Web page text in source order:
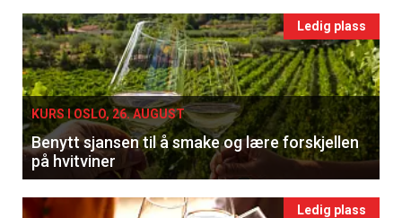
Ledig plass
KURS I OSLO, 26. AUGUST
Benytt sjansen til å smake og lære forskjellen
på hvitviner
Ledig plass